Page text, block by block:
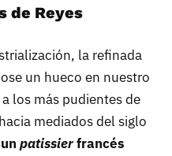
de Reyes
la refinada
un hueco en nuestro
los más pudientes de
mediados del siglo
patissierfrancés